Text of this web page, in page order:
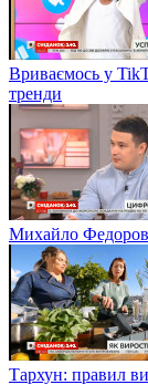
Вриваємось у
тренди
Михайло
Тархун: правил